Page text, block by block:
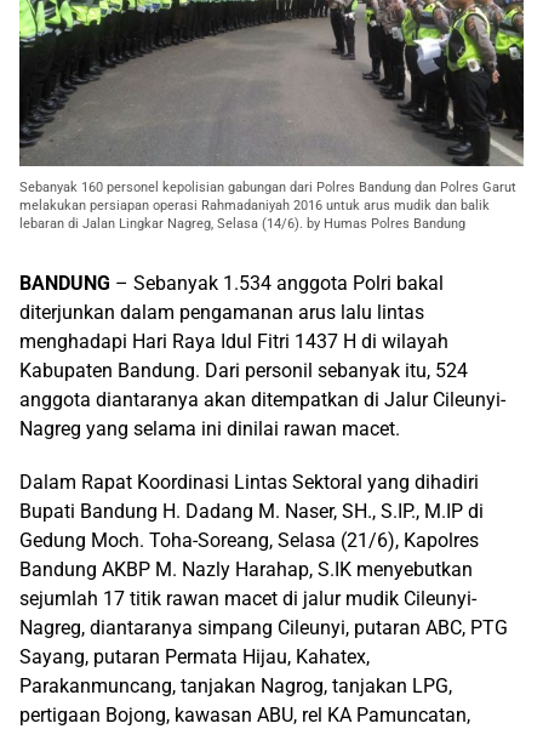
Sebanyak 160 personel kepolisian gabungan dari Polres Bandung dan Polres Garut
melakukan persiapan operasi Rahmadaniyah 2016 untuk arus mudik dan balik
lebaran di Jalan Lingkar Nagreg, Selasa (14/6). by Humas Polres Bandung
BANDUNG – Sebanyak 1.534 anggota Polri bakal
diterjunkan dalam pengamanan arus lalu lintas
menghadapi Hari Raya Idul Fitri 1437 H di wilayah
Kabupaten Bandung. Dari personil sebanyak itu, 524
anggota diantaranya akan ditempatkan di Jalur Cileunyi-
Nagreg yang selama ini dinilai rawan macet.
Dalam Rapat Koordinasi Lintas Sektoral yang dihadiri
Bupati Bandung H. Dadang M. Naser, SH., S.IP., M.IP di
Gedung Moch. Toha-Soreang, Selasa (21/6), Kapolres
Bandung AKBP M. Nazly Harahap, S.IK menyebutkan
sejumlah 17 titik rawan macet di jalur mudik Cileunyi-
Nagreg, diantaranya simpang Cileunyi, putaran ABC, PTG
Sayang, putaran Permata Hijau, Kahatex,
Parakanmuncang, tanjakan Nagrog, tanjakan LPG,
pertigaan Bojong, kawasan ABU, rel KA Pamuncatan,